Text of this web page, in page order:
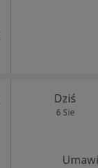
Dziś
6 Sie